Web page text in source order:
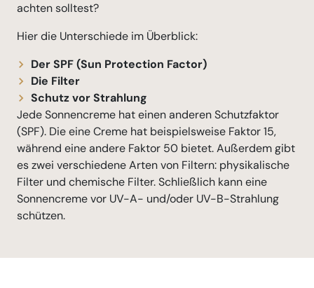
achten solltest?
Hier die Unterschiede im Überblick:
Der SPF (Sun Protection Factor)
Die Filter
Schutz vor Strahlung
Jede Sonnencreme hat einen anderen Schutzfaktor
(SPF). Die eine Creme hat beispielsweise Faktor 15,
während eine andere Faktor 50 bietet. Außerdem gibt
es zwei verschiedene Arten von Filtern: physikalische
Filter und chemische Filter. Schließlich kann eine
Sonnencreme vor UV-A- und/oder UV-B-Strahlung
schützen.